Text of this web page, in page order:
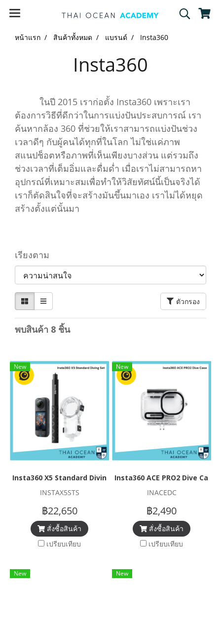
หน้าแรก สินค้าทั้งหมด แบรนด์ Insta360
Insta360
ในปี 2015 เราก่อตั้ง Insta360 เพราะเรา
ต้องการวิธีที่ดีกว่าในการแบ่งปันประสบการณ์ เรา
ค้นหากล้อง 360 ที่ช่วยให้เราสามารถแบ่งปันช่วง
เวลาดีๆ กับผู้คนได้ทุกที่ในโลก ไม่ใช่แค่ภาพ
สแนปช็อตหรือภาพที่เห็นเพียงบางส่วน แต่รวมถึง
ช่วงเวลาที่เต็มอิ่มและดื่มด่ำ เมื่อเราไม่สามารถหา
อุปกรณ์ที่เหมาะสมเพื่อทำให้วิสัยทัศน์นี้เป็นจริงได้
เราก็ตัดสินใจที่จะสร้างมันขึ้นมาเอง เราไม่ได้หยุด
สร้างตั้งแต่นั้นมา
เรียงตาม
ตัวกรอง
พบสินค้า 8 ชิ้น
New
Insta360 X5 Standard Diving Set
INSTAX5STS
฿22,650
สั่งซื้อสินค้า
เปรียบเทียบ
New
Insta360 ACE PRO2 Dive Case
INACEDC
฿2,490
สั่งซื้อสินค้า
เปรียบเทียบ
New New